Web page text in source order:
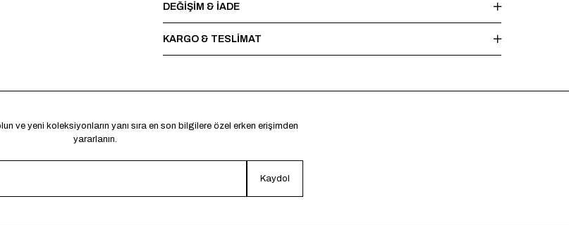
DEĞİŞİM & İADE
KARGO & TESLİMAT
ve yeni koleksiyonların yanı sıra en son bilgilere özel erken erişimden
yararlanın.
Kaydol